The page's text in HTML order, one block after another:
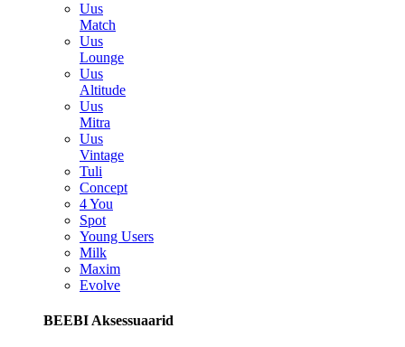
Uus
Match
Uus
Lounge
Uus
Altitude
Uus
Mitra
Uus
Vintage
Tuli
Concept
4 You
Spot
Young Users
Milk
Maxim
Evolve
BEEBI Aksessuaarid